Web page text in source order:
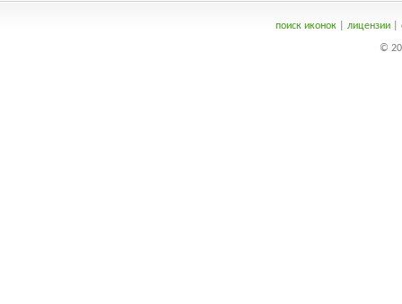
поиск иконок| лицензии|
©